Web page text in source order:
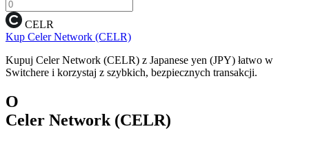
CELR
Kup Celer Network (CELR)
Kupuj Celer Network (CELR) z Japanese yen (JPY) łatwo w
Switchere i korzystaj z szybkich, bezpiecznych transakcji.
O
Celer Network (CELR)